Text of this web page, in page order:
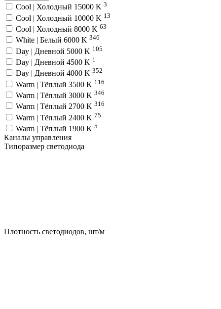
Cool | Холодный 15000 K 3
Cool | Холодный 10000 K 13
Cool | Холодный 8000 K 63
White | Белый 6000 K 346
Day | Дневной 5000 K 105
Day | Дневной 4500 K 1
Day | Дневной 4000 K 352
Warm | Тёплый 3500 K 116
Warm | Тёплый 3000 K 346
Warm | Тёплый 2700 K 316
Warm | Тёплый 2400 K 75
Warm | Тёплый 1900 K 5
Каналы управления
Типоразмер светодиода
Плотность светодиодов, шт/м